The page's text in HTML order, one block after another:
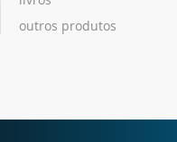
outros produtos